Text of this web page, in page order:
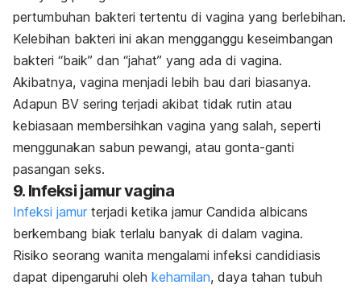
pertumbuhan bakteri tertentu di vagina yang berlebihan.
Kelebihan bakteri ini akan mengganggu keseimbangan
bakteri “baik” dan “jahat” yang ada di vagina.
Akibatnya, vagina menjadi lebih bau dari biasanya.
Adapun BV sering terjadi akibat tidak rutin atau
kebiasaan membersihkan vagina yang salah, seperti
menggunakan sabun pewangi, atau gonta-ganti
pasangan seks.
9. Infeksi jamur vagina
Infeksi jamur terjadi ketika jamur Candida albicans
berkembang biak terlalu banyak di dalam vagina.
Risiko seorang wanita mengalami infeksi candidiasis
dapat dipengaruhi oleh kehamilan, daya tahan tubuh